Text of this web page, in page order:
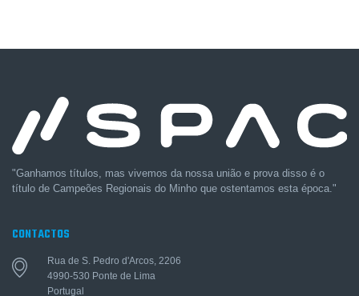
"Ganhamos títulos, mas vivemos da nossa união e prova disso é o
título de Campeões Regionais do Minho que ostentamos esta época."
CONTACTOS
Rua de S. Pedro d'Arcos, 2206
4990-530 Ponte de Lima
Portugal